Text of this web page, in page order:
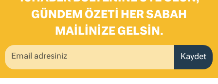
GÜNDEM ÖZETI HER SABAH
MAILINIZE GELSIN.
Kaydet